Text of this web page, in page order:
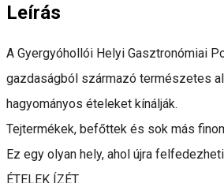
Leírás
A Gyergyóhollói Helyi Gasztronómiai
gazdaságból származó természetes
hagyományos ételeket kínálják.
Tejtermékek, befőttek és sok más
Ez egy olyan hely, ahol újra felfedezheti
ÉTELEK ÍZÉT.